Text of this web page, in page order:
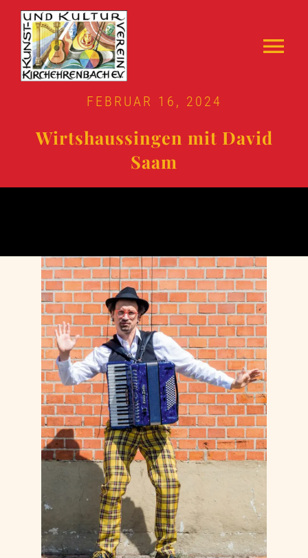
Zum
Inhalt
springen
Über Uns
FEBRUAR 16, 2024
Wirtshaussingen mit David
Saam